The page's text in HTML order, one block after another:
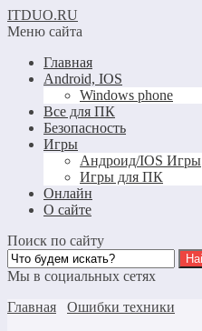
ITDUO.RU
Меню сайта
Главная
Android, IOS
Windows phone
Все для ПК
Безопасность
Игры
Андроид/IOS Игры
Игры для ПК
Онлайн
О сайте
Поиск по сайту
Мы в социальных сетях
Главная
Ошибки техники